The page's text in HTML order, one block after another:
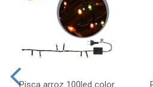
Pisca arroz 100led color